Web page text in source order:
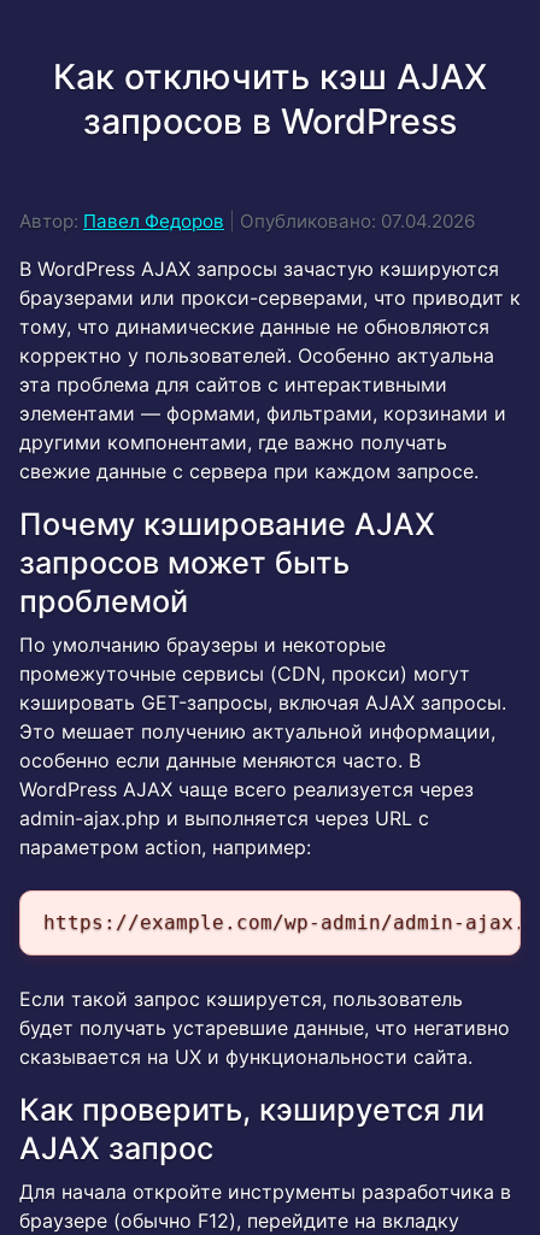
Как отключить кэш AJAX
запросов в WordPress
Автор: Павел Федоров Опубликовано: 07.04.2026
В WordPress AJAX запросы зачастую кэшируются
браузерами или прокси-серверами, что приводит к
тому, что динамические данные не обновляются
корректно у пользователей. Особенно актуальна
эта проблема для сайтов с интерактивными
элементами — формами, фильтрами, корзинами и
другими компонентами, где важно получать
свежие данные с сервера при каждом запросе.
Почему кэширование AJAX
запросов может быть
проблемой
По умолчанию браузеры и некоторые
промежуточные сервисы (CDN, прокси) могут
кэшировать GET-запросы, включая AJAX запросы.
Это мешает получению актуальной информации,
особенно если данные меняются часто. В
WordPress AJAX чаще всего реализуется через
admin-ajax.php и выполняется через URL с
параметром action, например:
https://example.com/wp-admin/admin-
Если такой запрос кэшируется, пользователь
будет получать устаревшие данные, что негативно
сказывается на UX и функциональности сайта.
Как проверить, кэшируется ли
AJAX запрос
Для начала откройте инструменты разработчика в
браузере (обычно F12), перейдите на вкладку